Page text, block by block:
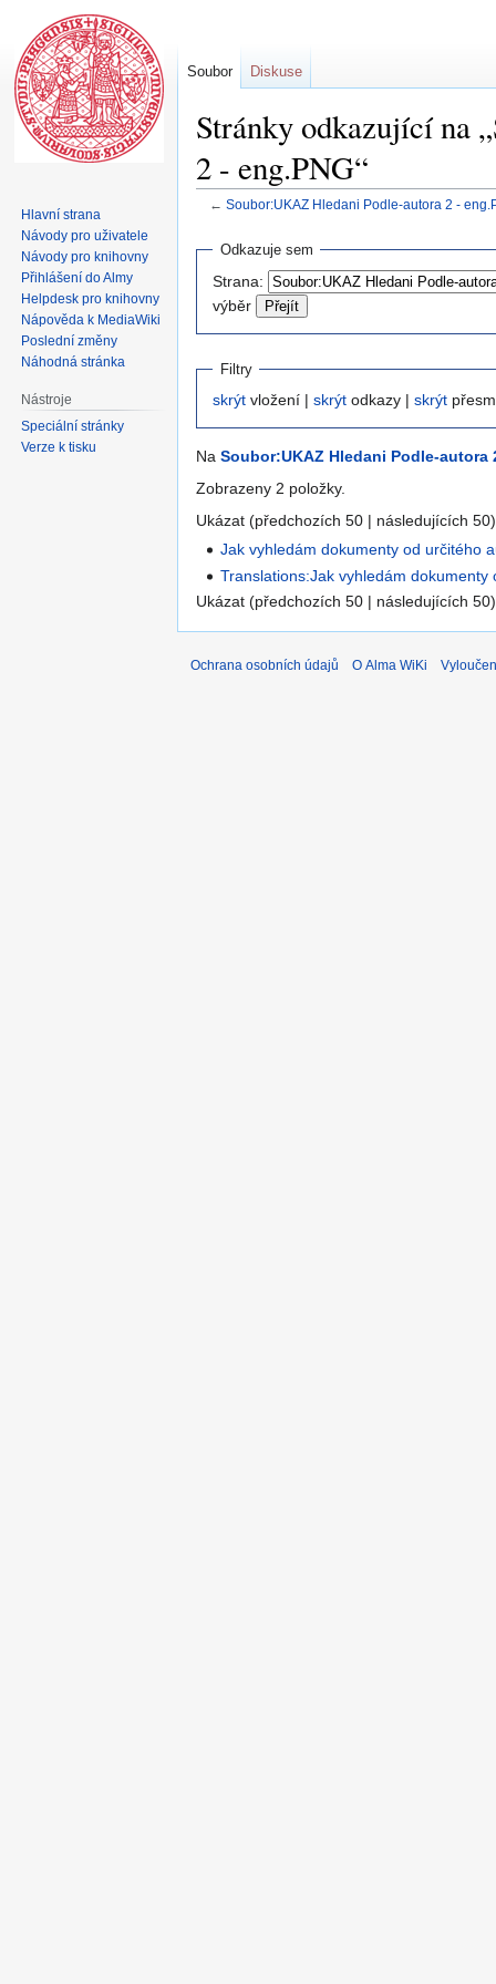
Stránky odkazující na
2 - eng.PNG“
← Soubor:UKAZ Hledani Podle-autora 2 -
Skočit
navigaci
Skočit
vyhledávání
Odkazuje sem
Strana:
výběr
Filtry
skrýt vložení | skrýt odkazy | skrýt
Na Soubor:UKAZ Hledani Podle-autora
Zobrazeny 2 položky.
Ukázat (předchozích 50 | následujících
Jak vyhledám dokumenty od určitého
Translations:Jak vyhledám
Ukázat (předchozích 50 | následujících
Soubor Diskuse
Hlavní strana
Návody pro uživatele
Návody pro knihovny
Přihlášení do Almy
Helpdesk pro knihovny
Nápověda k MediaWiki
Poslední změny
Náhodná stránka
Nástroje
Speciální stránky
Verze k tisku
Ochrana osobních údajů O Alma WiKi